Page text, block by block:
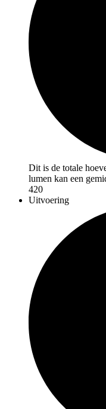
Dit is de totale
lumen kan een
420
Uitvoering